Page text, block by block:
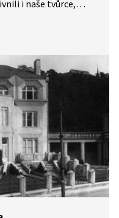
i naše tvůrce,
umění 1. poloviny
ruského
a tvůrčí principy